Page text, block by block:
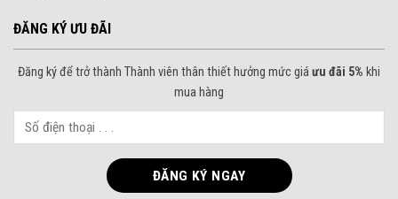
ĐĂNG KÝ ƯU ĐÃI
Đăng ký để trở thành Thành viên thân thiết hưởng mức giáưu đãi 5% khi
mua hàng